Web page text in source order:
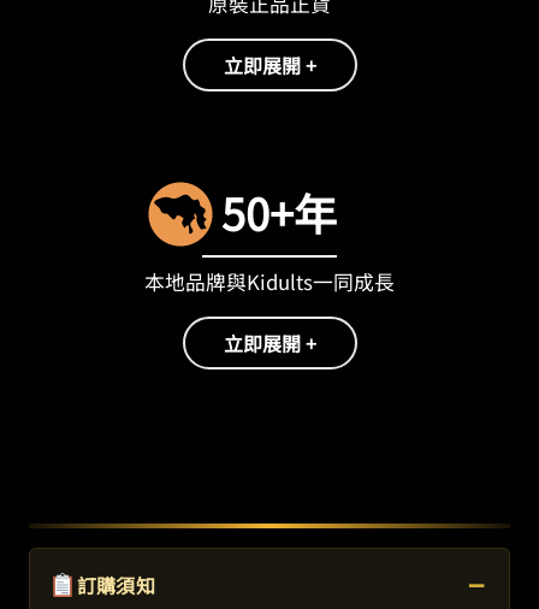
立即展開 +
50+年
本地品牌與Kidults一同成長
立即展開 +
訂購須知 −